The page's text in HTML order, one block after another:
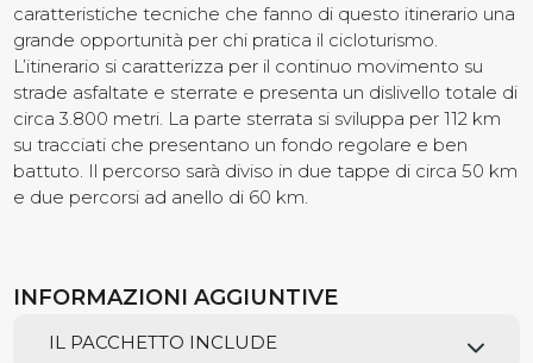
caratteristiche tecniche che fanno di questo itinerario una
grande opportunità per chi pratica il cicloturismo.
L’itinerario si caratterizza per il continuo movimento su
strade asfaltate e sterrate e presenta un dislivello totale di
circa 3.800 metri. La parte sterrata si sviluppa per 112 km
su tracciati che presentano un fondo regolare e ben
battuto. Il percorso sarà diviso in due tappe di circa 50 km
e due percorsi ad anello di 60 km.
INFORMAZIONI AGGIUNTIVE
IL PACCHETTO INCLUDE